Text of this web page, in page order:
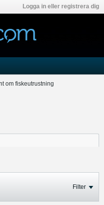
Logga in eller registrera dig
om fiskeutrustning
Filter